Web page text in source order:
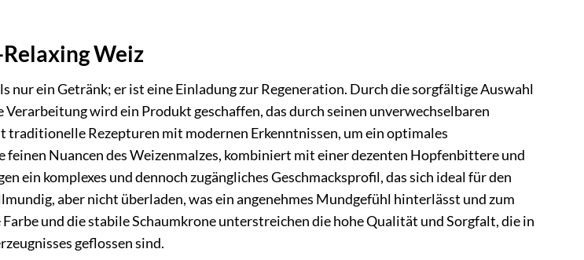
Weiz
nur ein Getränk; er ist eine Einladung zur Regeneration. Durch die sorgfältige Auswahl
wird ein Produkt geschaffen, das durch seinen unverwechselbaren
Rezepturen mit modernen Erkenntnissen, um ein optimales
feinen Nuancen des Weizenmalzes, kombiniert mit einer dezenten Hopfenbittere und
ein komplexes und dennoch zugängliches Geschmacksprofil, das sich ideal für den
aber nicht überladen, was ein angenehmes Mundgefühl hinterlässt und zum
und die stabile Schaumkrone unterstreichen die hohe Qualität und Sorgfalt, die in
geflossen sind.